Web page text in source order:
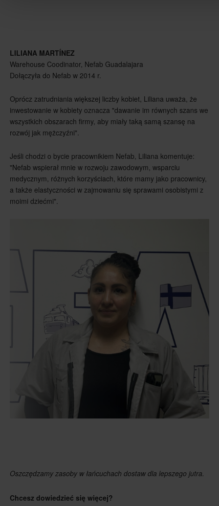
LILIANA MARTÍNEZ
Warehouse Coodinator, Nefab Guadalajara
Dołączyła do Nefab w 2014 r.
Oprócz zatrudniania większej liczby kobiet, Liliana uważa, że
inwestowanie w kobiety oznacza "dawanie im równych szans we
wszystkich obszarach firmy, aby miały taką samą szansę na
rozwój jak mężczyźni".
Jeśli chodzi o bycie pracownikiem Nefab, Liliana komentuje:
"Nefab wspierał mnie w rozwoju zawodowym, wsparciu
medycznym, różnych korzyściach, które mamy jako pracownicy,
a także elastyczności w zajmowaniu się sprawami osobistymi z
moimi dziećmi".
Oszczędzamy zasoby w łańcuchach dostaw dla lepszego jutra.
Chcesz dowiedzieć się więcej?